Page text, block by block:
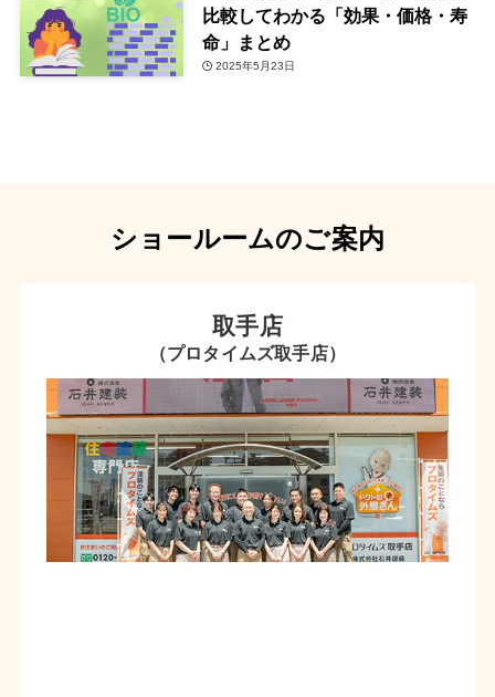
比較してわかる「効果・価格・寿
命」まとめ
2025年5月23日
ショールームのご案内
取手店
（プロタイムズ取手店）